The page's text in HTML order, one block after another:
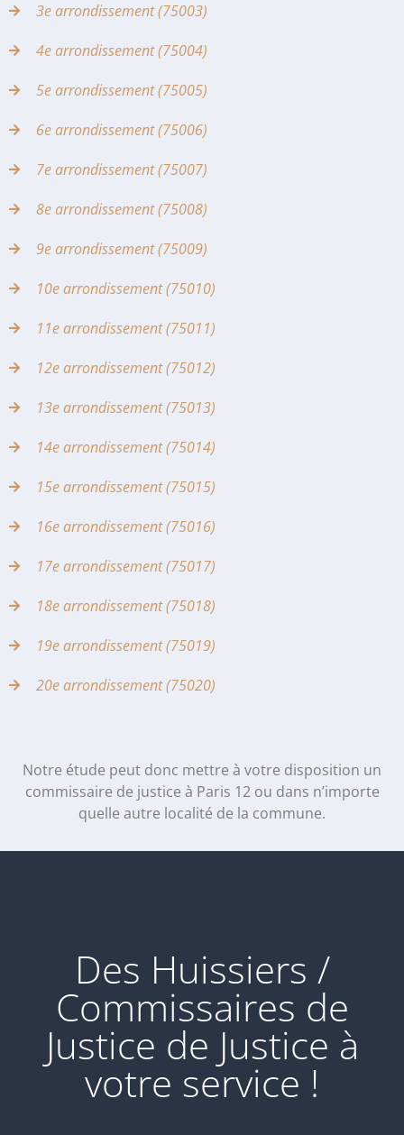
3e arrondissement (75003)
4e arrondissement (75004)
5e arrondissement (75005)
6e arrondissement (75006)
7e arrondissement (75007)
8e arrondissement (75008)
9e arrondissement (75009)
10e arrondissement (75010)
11e arrondissement (75011)
12e arrondissement (75012)
13e arrondissement (75013)
14e arrondissement (75014)
15e arrondissement (75015)
16e arrondissement (75016)
17e arrondissement (75017)
18e arrondissement (75018)
19e arrondissement (75019)
20e arrondissement (75020)
Notre étude peut donc mettre à votre disposition un
commissaire de justice à Paris 12 ou dans n’importe
quelle autre localité de la commune.
Des Huissiers /
Commissaires de
Justice de Justice à
votre service !